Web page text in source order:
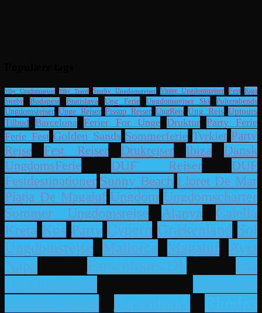
Viby Ungdomsrejser Viby Travel Storby Ungdomsrejser Vinter Ungdomsrejser Fest Riga
Storby
Budapest Bratislava Ung Ferie Ungdomsrejser Ski
Polterabends
Ungdomsrejser Unge Rejser Pissup Rejser UngRejs Ung Rejs Uptours
Tilbud Barcelona Ferier For Unge Druktur Party Ferie
Ferie Fest Golden Sands Sommerferie Tyrkiet Party
Rejse
Fest Rejser Drukrejser Ibiza
Dansk
UngdomsFerie
DUF Rejser
DUF
Festdestinationer Sunny Beach Lloret De Mar
Platja De Magaluf Ungdom Ungdomscharter
Sommer Ungdomsrejse
Alanya
Calella
Kreta Kos Party Cypern Grækenland Sol
Ungdomsrejse
Mallorca Magaluf
Ayia
Napa
Farsentours.dk
Sol
Ungdomsferie
Bulgarien
Ungdomsrejse
Farsentours Rhodos